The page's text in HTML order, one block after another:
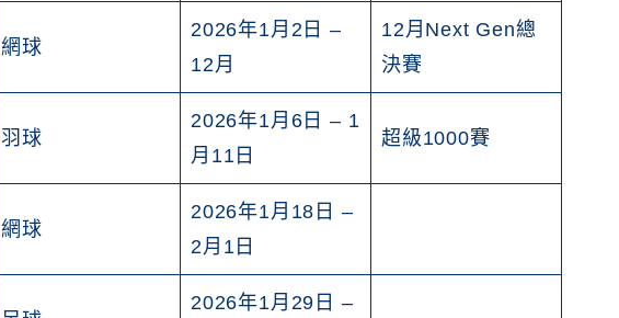
網球
2026年1月2日 –
12月
12月Next Gen總
決賽
羽球
2026年1月6日 – 1
月11日
超級1000賽
網球
2026年1月18日 –
2月1日
2026年1月29日 –